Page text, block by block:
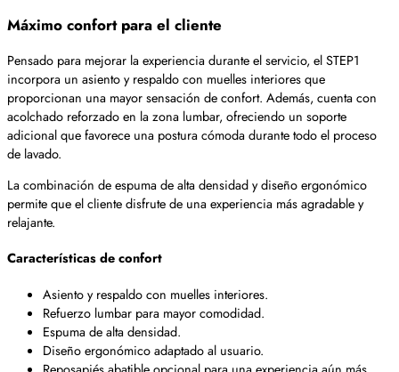
Máximo confort para el cliente
Pensado para mejorar la experiencia durante el servicio, el STEP1
incorpora un asiento y respaldo con muelles interiores que
proporcionan una mayor sensación de confort. Además, cuenta con
acolchado reforzado en la zona lumbar, ofreciendo un soporte
adicional que favorece una postura cómoda durante todo el proceso
de lavado.
La combinación de espuma de alta densidad y diseño ergonómico
permite que el cliente disfrute de una experiencia más agradable y
relajante.
Características de confort
Asiento y respaldo con muelles interiores.
Refuerzo lumbar para mayor comodidad.
Espuma de alta densidad.
Diseño ergonómico adaptado al usuario.